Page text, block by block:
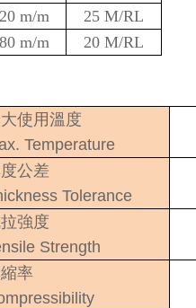
m/m
25 M/RL
m/m
20 M/RL
使用溫度
Temperature
公差
Tolerance
強度
Strength
率